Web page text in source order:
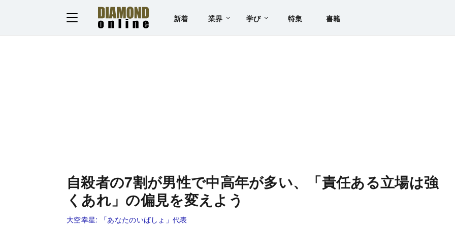
新着 業界 学び 特集 書籍
自殺者の7割が男性で中高年が多い、「責任ある立場は強
くあれ」の偏見を変えよう
大空幸星: 「あなたのいばしょ」代表